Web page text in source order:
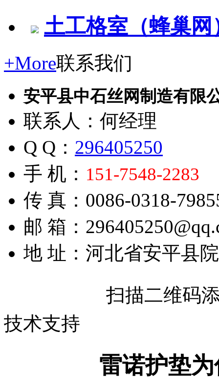
土工格室（蜂巢网
+More联系我们
安平县中石丝网制造有限
联系人：何经理
Q Q： 296405250
手 机： 151-7548-2283
传 真：0086-0318-
邮 箱：
地 址：河北省安平县
扫描二维码
技术支持
雷诺护垫